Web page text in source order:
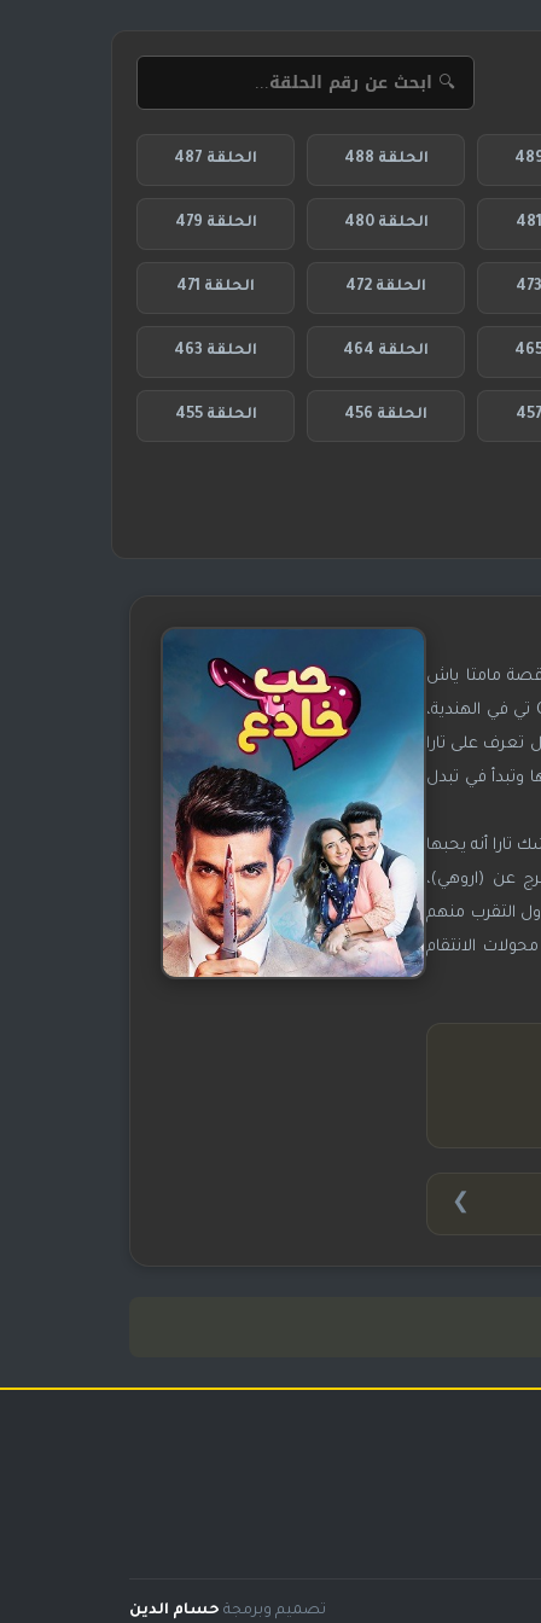
الحلقة 488 الحلقة 487
الحلقة 480 الحلقة 479
الحلقة 472 الحلقة 471
الحلقة 464 الحلقة 463
الحلقة 456 الحلقة 455
مامتا ياش
باتنايك، الأبطال الرئيسين هم أرجون بيجلاني وعائشة بنوار ونيا شارما، عرض العرض لأول مرة في 20 سبتمبر 2017 على قناة Colors تي في الهندية،
تعرف على تارا
وتبدأ في تبدل
تارا أنه يحبها
السجن لمدة 15 سنة، بعد سنتان يفرج عن (اروهي)،
التقرب منهم
الانتقام
❯
تصميم وبرمجة حسام الدين